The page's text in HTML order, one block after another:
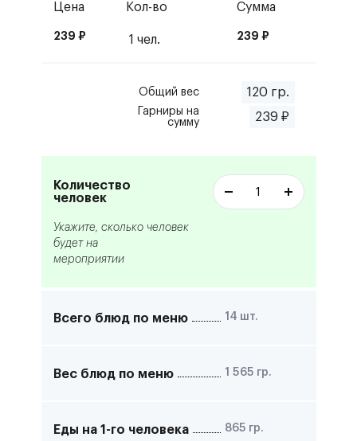
Цена
239 ₽
Кол-во
1 чел.
Сумма
239 ₽
Общий вес 120 гр.
Гарниры на
сумму
239 ₽
Количество
человек
Укажите, сколько человек
будет на
мероприятии
Всего блюд по меню 14 шт.
Вес блюд по меню 1 565 гр.
Еды на 1-го человека 865 гр.